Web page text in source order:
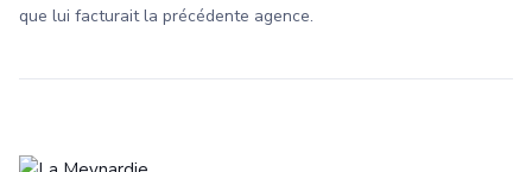
que lui facturait la précédente agence.